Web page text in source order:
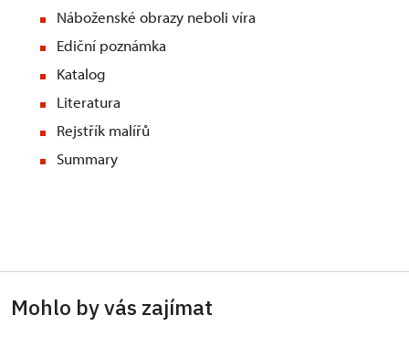
Náboženské obrazy neboli víra
Ediční poznámka
Katalog
Literatura
Rejstřík malířů
Summary
Mohlo by vás zajímat